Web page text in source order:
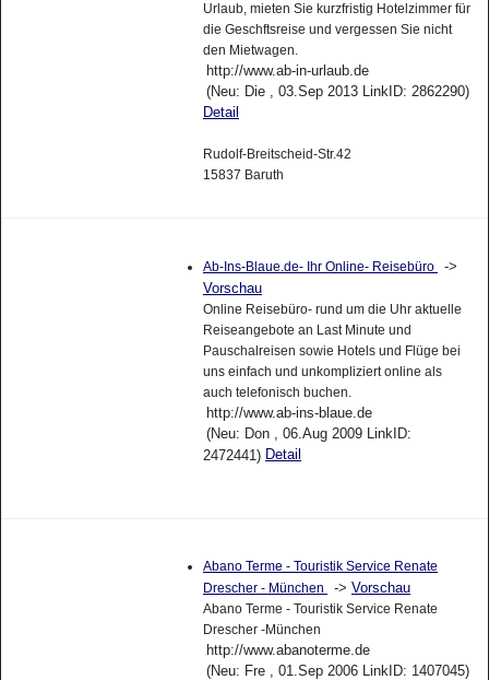
Urlaub, mieten Sie kurzfristig Hotelzimmer für
die Geschftsreise und vergessen Sie nicht
den Mietwagen.
http://www.ab-in-urlaub.de
(Neu: Die , 03.Sep 2013 LinkID: 2862290)
Detail
Rudolf-Breitscheid-Str.42
15837 Baruth
Ab-Ins-Blaue.de- Ihr Online- Reisebüro
->
Vorschau
Online Reisebüro- rund um die Uhr aktuelle
Reiseangebote an Last Minute und
Pauschalreisen sowie Hotels und Flüge bei
uns einfach und unkompliziert online als
auch telefonisch buchen.
http://www.ab-ins-blaue.de
(Neu: Don , 06.Aug 2009 LinkID:
2472441) Detail
Abano Terme - Touristik Service Renate
Drescher - München
-> Vorschau
Abano Terme - Touristik Service Renate
Drescher -München
http://www.abanoterme.de
(Neu: Fre , 01.Sep 2006 LinkID: 1407045)